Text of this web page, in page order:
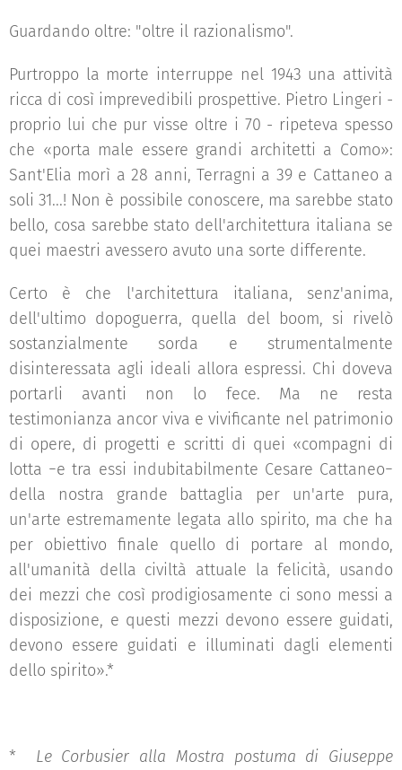
Guardando oltre: "oltre il razionalismo".
Purtroppo la morte interruppe nel 1943 una attività
ricca di così imprevedibili prospettive. Pietro Lingeri -
proprio lui che pur visse oltre i 70 - ripeteva spesso
che «porta male essere grandi architetti a Como»:
Sant'Elia morì a 28 anni, Terragni a 39 e Cattaneo a
soli 31...! Non è possibile conoscere, ma sarebbe stato
bello, cosa sarebbe stato dell'architettura italiana se
quei maestri avessero avuto una sorte differente.
Certo è che l'architettura italiana, senz'anima,
dell'ultimo dopoguerra, quella del boom, si rivelò
sostanzialmente sorda e strumentalmente
disinteressata agli ideali allora espressi. Chi doveva
portarli avanti non lo fece. Ma ne resta
testimonianza ancor viva e vivificante nel patrimonio
di opere, di progetti e scritti di quei «compagni di
lotta −e tra essi indubitabilmente Cesare Cattaneo−
della nostra grande battaglia per un'arte pura,
un'arte estremamente legata allo spirito, ma che ha
per obiettivo finale quello di portare al mondo,
all'umanità della civiltà attuale la felicità, usando
dei mezzi che così prodigiosamente ci sono messi a
disposizione, e questi mezzi devono essere guidati,
devono essere guidati e illuminati dagli elementi
dello spirito».*
* Le Corbusier alla Mostra postuma di Giuseppe